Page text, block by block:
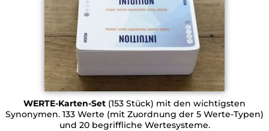
WERTE-Karten-Set (153 Stück) mit den wichtigsten
Synonymen. 133 Werte (mit Zuordnung der 5 Werte-Typen)
und 20 begriffliche Wertesysteme.